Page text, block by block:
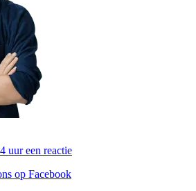
uur een reactie
op Facebook